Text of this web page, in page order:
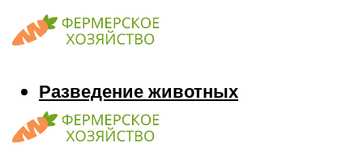
Разведение животных
Козы
Кони